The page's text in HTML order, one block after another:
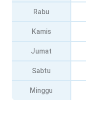
Rabu
Kamis
Jumat
Sabtu
Minggu